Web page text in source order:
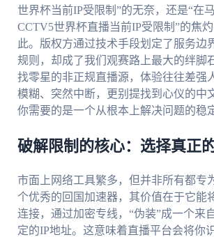
世界杯当前IP受限制”的无奈，还是“在
CCTV5世界杯直播当前IP受限制”的焦
此。版权方通过技术手段划定了服务边
规则，却成了我们观赛路上最大的绊脚
找零星的非正规直播源，体验往往差强
模糊、突然中断，更别提找到心仪的中
你需要的是一个从根本上解决问题的稳
破解限制的核心：选择真正
市面上网络工具繁多，但并非所有都专
个优秀的回国加速器，其价值在于它能
连接，通过加密专线，“伪装”成一个来
定的IP地址。这意味着直播平台会将你